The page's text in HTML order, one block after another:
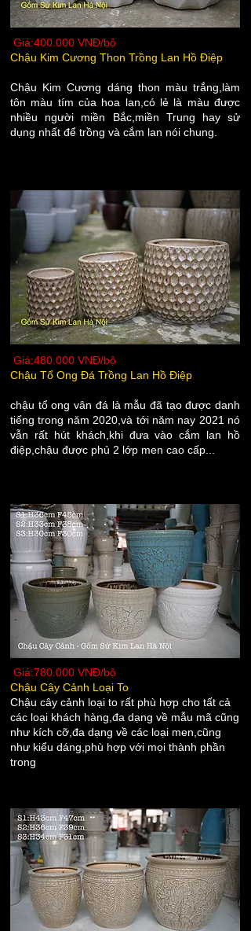
Giá:400.000 VNĐ/bộ
Chậu Kim Cương Thon Trồng Lan Hồ Điệp
Chậu Kim Cương dáng thon màu trắng,làm
tôn màu tím của hoa lan,có lẻ là màu được
nhiều người miền Bắc,miền Trung hay sử
dụng nhất để trồng và cắm lan nói chung.
Giá:480.000 VNĐ/bộ
Chậu Tổ Ong Đá Trồng Lan Hồ Điệp
chậu tổ ong vân đá là mẫu đã tạo được danh
tiếng trong năm 2020,và tới năm nay 2021 nó
vẫn rất hút khách,khi đưa vào cắm lan hồ
điệp,chậu được phủ 2 lớp men cao cấp...
Giá:780.000 VNĐ/bộ
Chậu Cây Cảnh Loại To
Chậu cây cảnh loại to rất phù hợp cho tất cả
các loại khách hàng,đa dạng về mẫu mã cũng
như kích cỡ,đa dạng về các loại men,cũng
như kiểu dáng,phù hợp với mọi thành phần
trong